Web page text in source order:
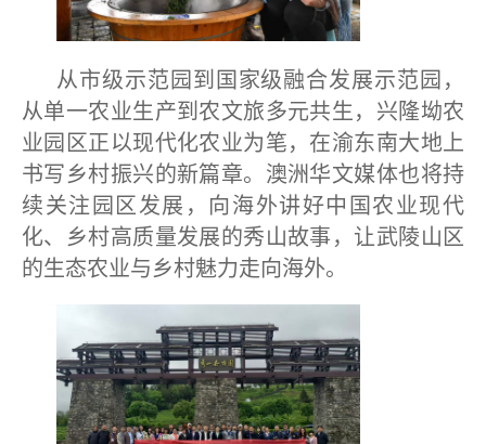
从市级示范园到国家级融合发展示范园，
从单一农业生产到农文旅多元共生，兴隆坳农
业园区正以现代化农业为笔，在渝东南大地上
书写乡村振兴的新篇章。澳洲华文媒体也将持
续关注园区发展，向海外讲好中国农业现代
化、乡村高质量发展的秀山故事，让武陵山区
的生态农业与乡村魅力走向海外。